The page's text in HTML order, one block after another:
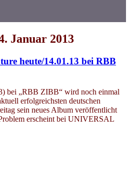
Januar 2013
heute/14.01.13 bei RBB
bei „RBB ZIBB“ wird noch einmal
erfolgreichsten deutschen
sein neues Album veröffentlicht
erscheint bei UNIVERSAL